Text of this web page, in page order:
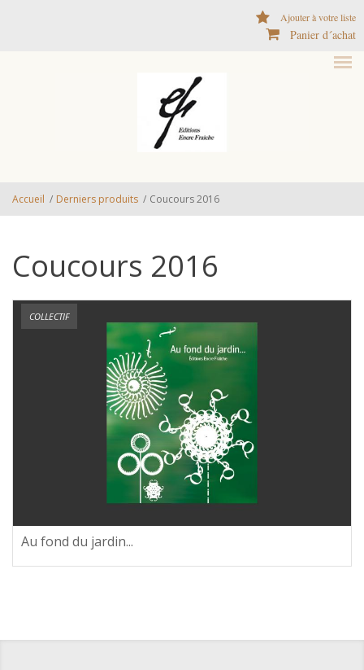
Ajouter à votre liste
Panier d´achat
Accueil / Derniers produits / Coucours 2016
Coucours 2016
COLLECTIF
Au fond du jardin...